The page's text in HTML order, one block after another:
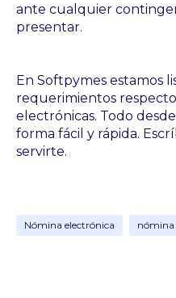
ante cualquier
presentar.
En Softpymes estamos
requerimientos
electrónicas. Todo
forma fácil y rápida.
servirte.
Nómina electrónica nómina